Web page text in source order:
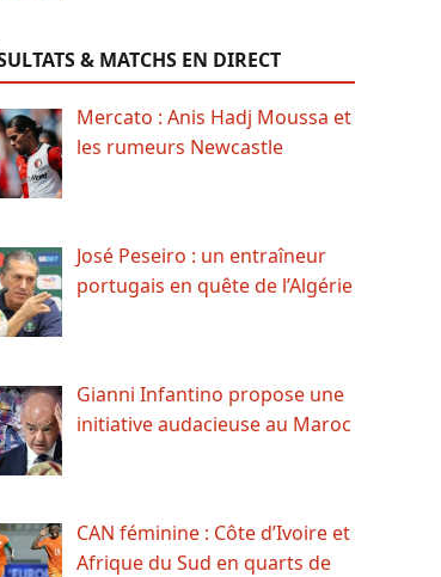
& MATCHS EN DIRECT
Mercato : Anis Hadj Moussa et
les rumeurs Newcastle
José Peseiro : un entraîneur
portugais en quête de l’Algérie
Gianni Infantino propose une
initiative audacieuse au Maroc
CAN féminine : Côte d’Ivoire et
Afrique du Sud en quarts de